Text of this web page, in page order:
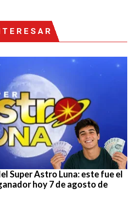
Super Astro Luna: este fue el
hoy 7 de agosto de